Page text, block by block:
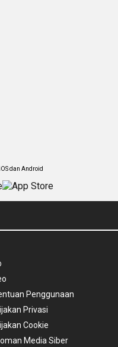
dan Android
Penggunaan
Privasi
Cookie
Media Siber